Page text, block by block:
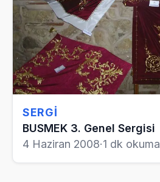
SERGI
BUSMEK 3. Genel Sergisi
4 Haziran 2008·1 dk okuma